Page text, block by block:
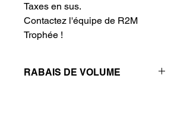
Taxes en sus.
Contactez l'équipe de R2M
Trophée !
RABAIS DE VOLUME